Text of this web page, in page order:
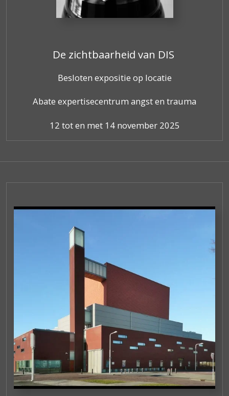
De zichtbaarheid van DIS
Besloten expositie op locatie
Abate expertisecentrum angst en trauma
12 tot en met 14 november 2025